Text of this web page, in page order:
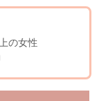
の女性